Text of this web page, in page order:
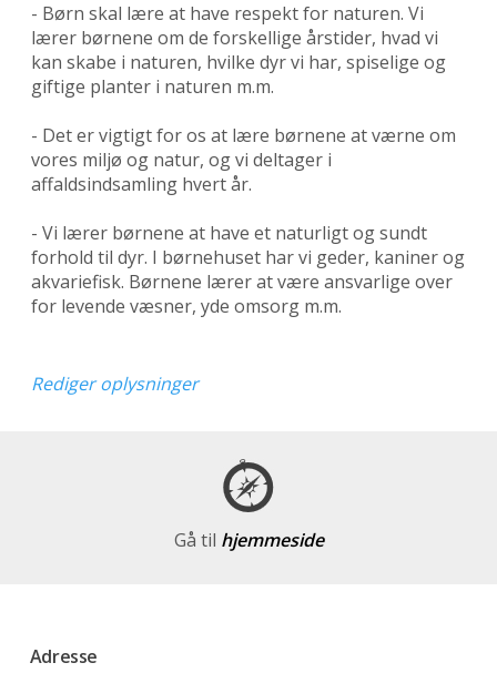
- Børn skal lære at have respekt for naturen. Vi
lærer børnene om de forskellige årstider, hvad vi
kan skabe i naturen, hvilke dyr vi har, spiselige og
giftige planter i naturen m.m.
- Det er vigtigt for os at lære børnene at værne om
vores miljø og natur, og vi deltager i
affaldsindsamling hvert år.
- Vi lærer børnene at have et naturligt og sundt
forhold til dyr. I børnehuset har vi geder, kaniner og
akvariefisk. Børnene lærer at være ansvarlige over
for levende væsner, yde omsorg m.m.
Rediger oplysninger
Gå til hjemmeside
Adresse